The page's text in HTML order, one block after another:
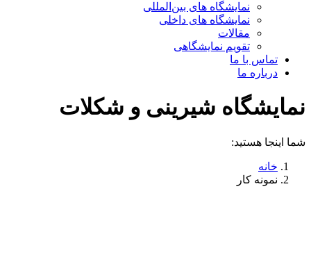
نمایشگاه های بین‌المللی
نمایشگاه های داخلی
مقالات
تقویم نمایشگاهی
تماس با ما
درباره ما
نمایشگاه شیرینی و شکلات
شما اینجا هستید:
خانه
نمونه کار